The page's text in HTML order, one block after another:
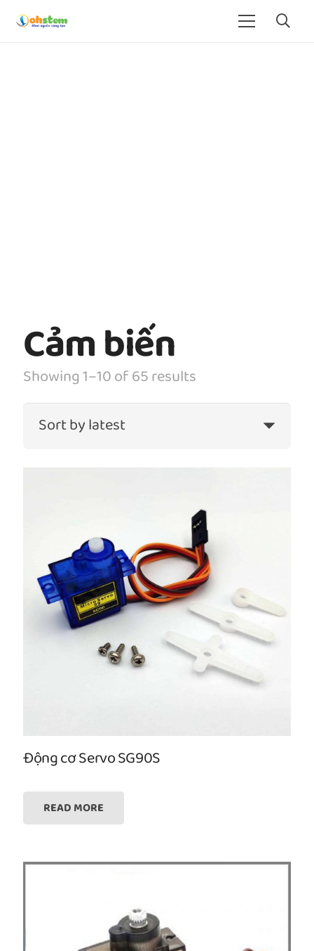
Cảm biến
Showing 1–10 of 65 results
Động cơ Servo SG90S
READ MORE